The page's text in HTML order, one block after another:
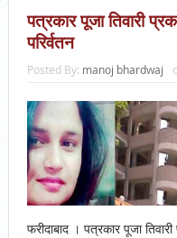
पत्रकार पूजा तिवारी
परिर्वतन
Posted By: manoj bhardwaj
फरीदाबाद । पत्रकार पूजा